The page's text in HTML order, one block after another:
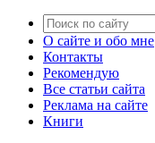
О сайте и обо мне
Контакты
Рекомендую
Все статьи сайта
Реклама на сайте
Книги